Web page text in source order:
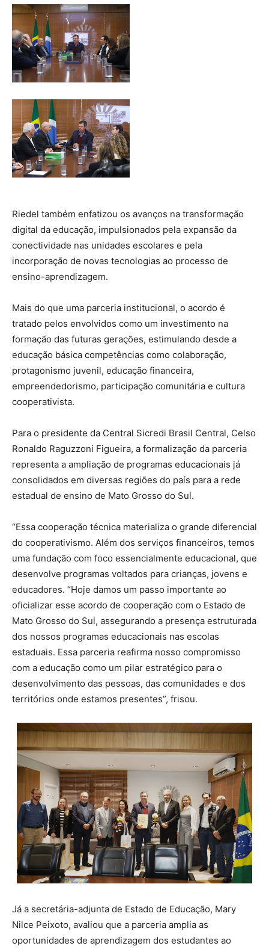
Riedel também enfatizou os avanços na transformação
digital da educação, impulsionados pela expansão da
conectividade nas unidades escolares e pela
incorporação de novas tecnologias ao processo de
ensino-aprendizagem.
Mais do que uma parceria institucional, o acordo é
tratado pelos envolvidos como um investimento na
formação das futuras gerações, estimulando desde a
educação básica competências como colaboração,
protagonismo juvenil, educação financeira,
empreendedorismo, participação comunitária e cultura
cooperativista.
Para o presidente da Central Sicredi Brasil Central, Celso
Ronaldo Raguzzoni Figueira, a formalização da parceria
representa a ampliação de programas educacionais já
consolidados em diversas regiões do país para a rede
estadual de ensino de Mato Grosso do Sul.
“Essa cooperação técnica materializa o grande diferencial
do cooperativismo. Além dos serviços financeiros, temos
uma fundação com foco essencialmente educacional, que
desenvolve programas voltados para crianças, jovens e
educadores. “Hoje damos um passo importante ao
oficializar esse acordo de cooperação com o Estado de
Mato Grosso do Sul, assegurando a presença estruturada
dos nossos programas educacionais nas escolas
estaduais. Essa parceria reafirma nosso compromisso
com a educação como um pilar estratégico para o
desenvolvimento das pessoas, das comunidades e dos
territórios onde estamos presentes”, frisou.
Já a secretária-adjunta de Estado de Educação, Mary
Nilce Peixoto, avaliou que a parceria amplia as
oportunidades de aprendizagem dos estudantes ao